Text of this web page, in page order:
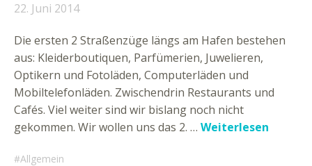
22. Juni 2014
Die ersten 2 Straßenzüge längs am Hafen bestehen
aus: Kleiderboutiquen, Parfümerien, Juwelieren,
Optikern und Fotoläden, Computerläden und
Mobiltelefonläden. Zwischendrin Restaurants und
Cafés. Viel weiter sind wir bislang noch nicht
gekommen. Wir wollen uns das 2. … Weiterlesen
Allgemein